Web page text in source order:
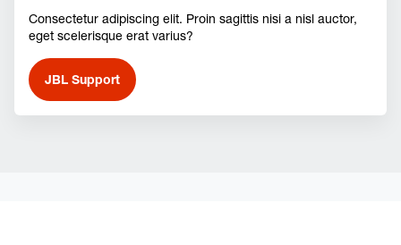
Consectetur adipiscing elit. Proin sagittis nisi a nisl auctor,
eget scelerisque erat varius?
JBL Support